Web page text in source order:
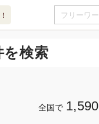
を検索
全国で 1,590